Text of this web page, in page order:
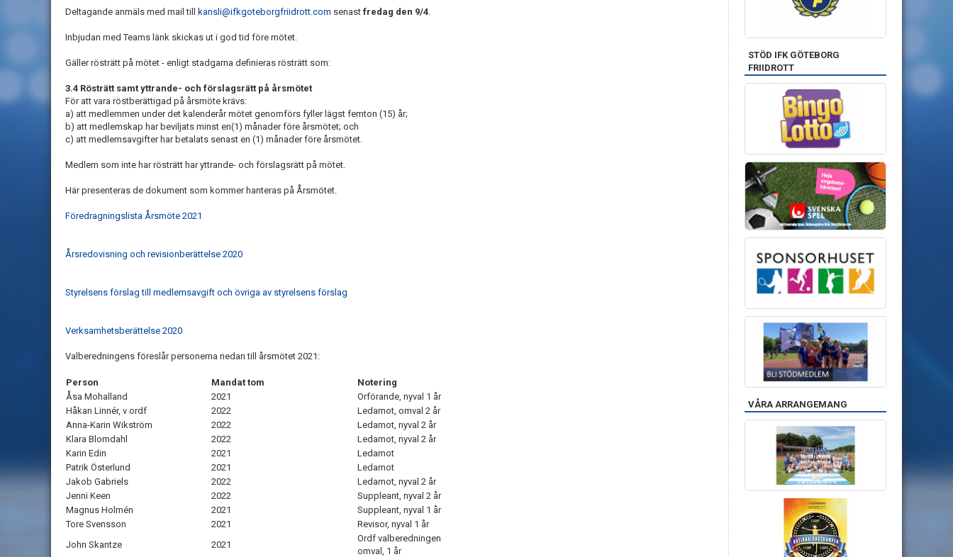
Deltagande anmäls med mail till kansli@ifkgoteborgfriidrott.com senast fredag den 9/4.
Inbjudan med Teams länk skickas ut i god tid före mötet.
Gäller rösträtt på mötet - enligt stadgarna definieras rösträtt som:
3.4 Rösträtt samt yttrande- och förslagsrätt på årsmötet
För att vara röstberättigad på årsmöte krävs:
a) att medlemmen under det kalenderår mötet genomförs fyller lägst femton (15) år;
b) att medlemskap har beviljats minst en(1) månader före årsmötet; och
c) att medlemsavgifter har betalats senast en (1) månader före årsmötet.
Medlem som inte har rösträtt har yttrande- och förslagsrätt på mötet.
Här presenteras de dokument som kommer hanteras på Årsmötet.
Föredragningslista Årsmöte 2021
Årsredovisning och revisionberättelse 2020
Styrelsens förslag till medlemsavgift och övriga av styrelsens förslag
Verksamhetsberättelse 2020
Valberedningens föreslår personerna nedan till årsmötet 2021:
Person Mandat tom
Notering
Åsa Mohalland
2021
Orförande, nyval 1 år
Håkan Linnér, v ordf
2022
Ledamot, omval 2 år
Anna-Karin Wikström
2022
Ledamot, nyval 2 år
Klara Blomdahl
2022
Ledamot, nyval 2 år
Karin Edin
2021
Ledamot
Patrik Österlund
2021
Ledamot
Jakob Gabriels
2022
Ledamot, nyval 2 år
Jenni Keen
2022
Suppleant, nyval 2 år
Magnus Holmén
2021
Suppleant, nyval 1 år
Tore Svensson
2021
Revisor, nyval 1 år
John Skantze
2021
Ordf valberedningen
omval, 1 år
STÖD IFK GÖTEBORG
FRIIDROTT
VÅRA ARRANGEMANG